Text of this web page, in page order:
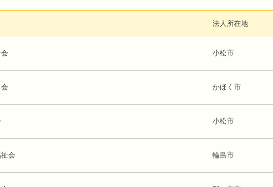
法人所在地
小松市
かほく市
小松市
会 輪島市